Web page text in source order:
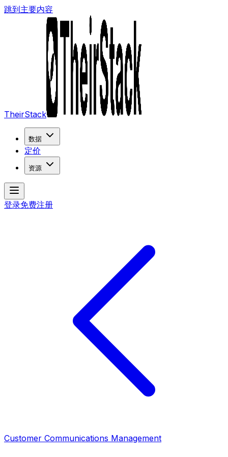
跳到主要内容
TheirStack
数据
定价
资源
登录免费注册
Customer Communications Management